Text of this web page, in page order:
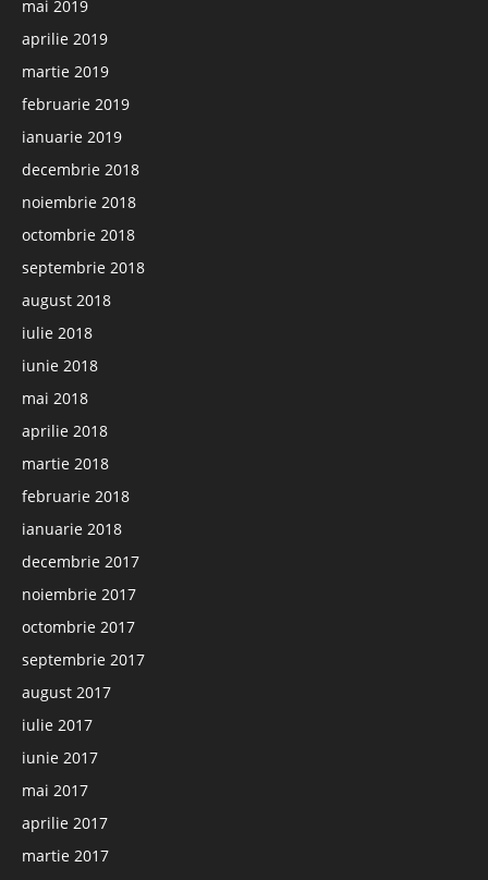
mai 2019
aprilie 2019
martie 2019
februarie 2019
ianuarie 2019
decembrie 2018
noiembrie 2018
octombrie 2018
septembrie 2018
august 2018
iulie 2018
iunie 2018
mai 2018
aprilie 2018
martie 2018
februarie 2018
ianuarie 2018
decembrie 2017
noiembrie 2017
octombrie 2017
septembrie 2017
august 2017
iulie 2017
iunie 2017
mai 2017
aprilie 2017
martie 2017